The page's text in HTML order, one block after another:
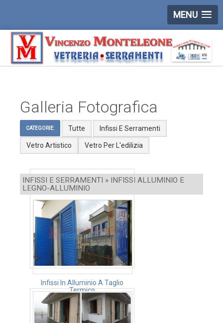
MENU
Galleria Fotografica
CATEGORIE: Tutte Infissi E Serramenti
Vetro Artistico Vetro Per L'edilizia
INFISSI E SERRAMENTI » INFISSI ALLUMINIO E
LEGNO-ALLUMINIO
Infissi In Alluminio A Taglio
Termico